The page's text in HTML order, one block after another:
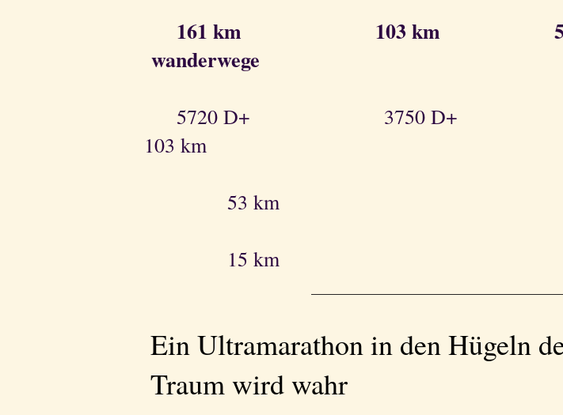
161 km 103 km
wanderwege
5720 D+ 3750 D+
103 km
53 km
15 km
​Ein Ultramarathon in den Hügeln
Traum wird wahr